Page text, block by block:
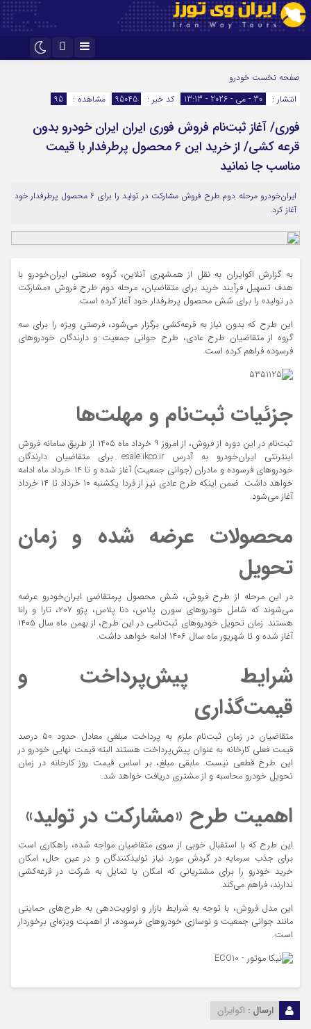
اینستاگرام
صفحه نخست خودرو
انتشار :
30 - می - 2026 - 13:13 کد خبر : 95045 مشاهده : 95
فوری/ آغاز ثبت‌نام فروش فوری ایران ایران خودرو بدون
قرعه کشی/ از خرید این 6 محصول پرطرفدار با قیمت
مناسب جا نمانید
ایران‌خودرو مرحله دوم طرح فروش مشارکت در تولید را برای ۶ محصول پرطرفدار خود
آغاز کرد.
به گزارش اکوایران به نقل از همشهری آنلاین، گروه صنعتی ایران‌خودرو با
هدف تسهیل فرآیند خرید برای متقاضیان، مرحله دوم طرح فروش «مشارکت
در تولید» را برای شش محصول پرطرفدار خود آغاز کرده است.
این طرح که بدون نیاز به قرعه‌کشی برگزار می‌شود، فرصتی ویژه را برای سه
گروه از متقاضیان طرح عادی، طرح جوانی جمعیت و دارندگان خودروهای
فرسوده فراهم کرده است.
جزئیات ثبت‌نام و مهلت‌ها
ثبت‌نام در این دوره از فروش، از امروز ۹ خرداد ماه ۱۴۰۵ از طریق سامانه فروش
اینترنتی ایران‌خودرو به آدرس esale.ikco.ir برای متقاضیان دارندگان
خودروهای فرسوده و مادران (جوانی جمعیت) آغاز شده و تا ۱۴ خرداد ماه ادامه
خواهد داشت. ضمن اینکه طرح عادی نیز از فردا یکشنبه ۱۰ خرداد تا ۱۴ خرداد
آغاز می‌شود.
محصولات عرضه شده و زمان
تحویل
در این مرحله از طرح فروش، شش محصول پرمتقاضی ایران‌خودرو عرضه
می‌شوند که شامل خودروهای سورن پلاس، دنا پلاس، پژو ۲۰۷، تارا و رانا
هستند. زمان تحویل خودروهای ثبت‌نامی در این طرح، از بهمن ماه سال ۱۴۰۵
آغاز شده و تا شهریور ماه سال ۱۴۰۶ ادامه خواهد داشت.
شرایط پیش‌پرداخت و
قیمت‌گذاری
متقاضیان در زمان ثبت‌نام ملزم به پرداخت مبلغی معادل حدود ۵۰ درصد
قیمت فعلی کارخانه به عنوان پیش‌پرداخت هستند البته قیمت نهایی خودرو در
این طرح قطعی نیست. مابقی مبلغ، بر اساس قیمت روز کارخانه در زمان
تحویل خودرو محاسبه و از مشتری دریافت خواهد شد.
اهمیت طرح «مشارکت در تولید»
این طرح که با استقبال خوبی از سوی متقاضیان مواجه شده، راهکاری است
برای جذب سرمایه در گردش مورد نیاز تولیدکنندگان و در عین حال، امکان
خرید خودرو را برای مشتریانی که امکان یا تمایل به شرکت در قرعه‌کشی
ندارند، فراهم می‌کند.
این مدل فروش، با توجه به شرایط بازار و اولویت‌دهی به طرح‌های حمایتی
مانند جوانی جمعیت و نوسازی خودروهای فرسوده، از اهمیت ویژه‌ای برخوردار
است.
ارسال : اکوایران